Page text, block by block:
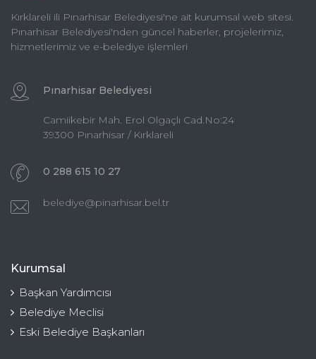
Kırklareli ili Pınarhisar Belediyesi'ne ait kurumsal web sitesi.
Pınarhisar Belediyesi'nden güncel haberler, projelerimiz,
hizmetlerimiz ve e-belediye işlemleri
Pınarhisar Belediyesi
Camiikebir Mah. Erol Olgaçlı Cad.No:24
39300 Pınarhisar / Kırklareli
0 288 615 10 27
belediye@pinarhisar.bel.tr
Kurumsal
Başkan Yardımcısı
Belediye Meclisi
Eski Belediye Başkanları